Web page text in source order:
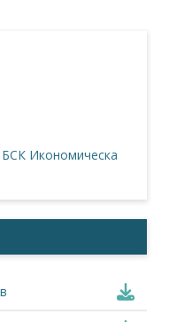
БСК Икономическа